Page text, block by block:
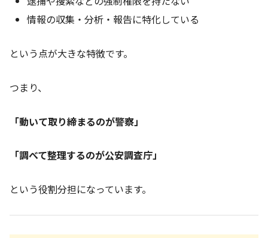
情報の収集・分析・報告に特化している
という点が大きな特徴です。
つまり、
「動いて取り締まるのが警察」
「調べて整理するのが公安調査庁」
という役割分担になっています。